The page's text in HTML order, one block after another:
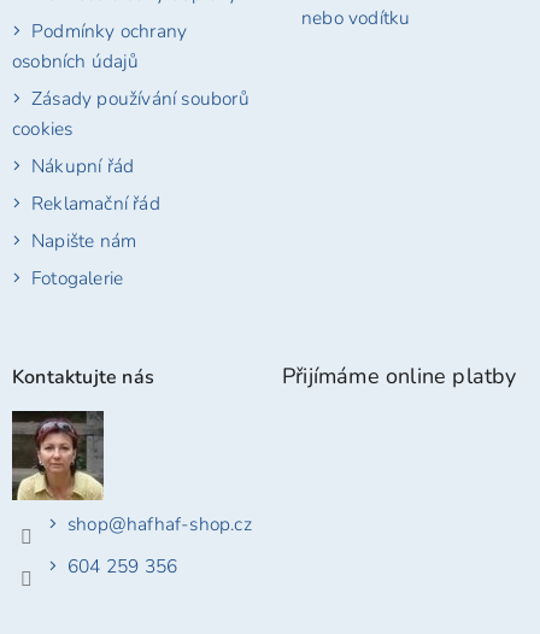
Podmínky ochrany
osobních údajů
Zásady používání souborů
cookies
Nákupní řád
Reklamační řád
Napište nám
Fotogalerie
nebo vodítku
Kontaktujte nás
shop@hafhaf-shop.cz
604 259 356
Přijímáme online platby